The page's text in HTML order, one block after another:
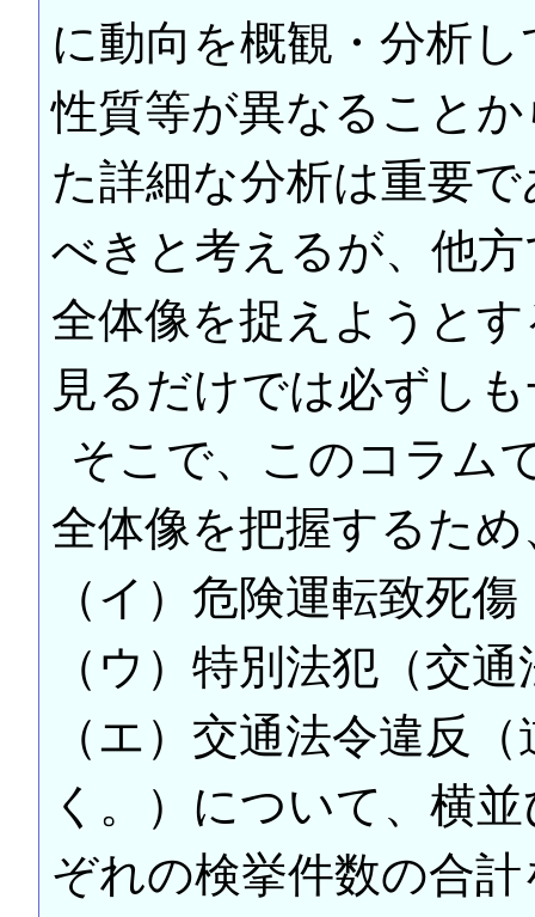
に動向を概観・分析
性質等が異なること
た詳細な分析は重要
べきと考えるが、他
全体像を捉えようと
見るだけでは必ずし
そこで、このコラム
全体像を把握するた
（イ）危険運転致死
（ウ）特別法犯（交
（エ）交通法令違反
く。）について、横
ぞれの検挙件数の合